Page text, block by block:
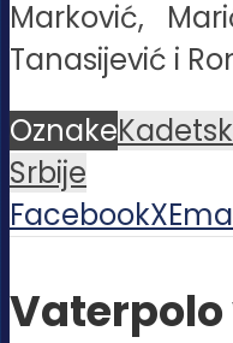
Marković,
Tanasijević i
Oznake
Srbije
FacebookX